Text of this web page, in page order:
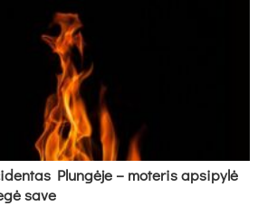
Plun­gė­je – mo­te­ris ap­si­py­lė
sa­ve